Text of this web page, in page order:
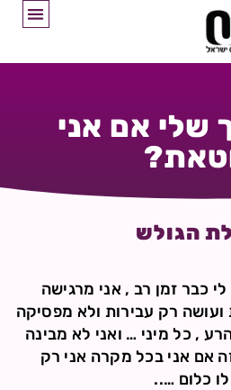
שלי אם אני
הגולש
כבר זמן רב , אני מרגישה
רק עבירות ולא מפסיקה
, כל מיני … ואני לא מבינה
אם אני בכל מקרה אני רק
כלום …..